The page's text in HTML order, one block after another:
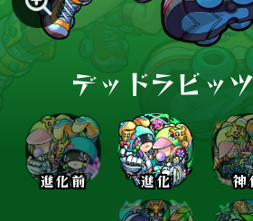
デッドラビッ
進化前 進化 神